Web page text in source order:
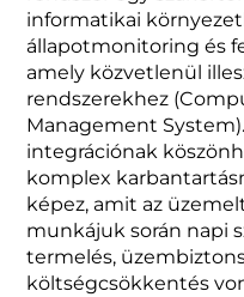
informatikai
állapotmonitoring és
amely közvetlenül
rendszerekhez
Management System).
integrációnak
komplex
képez, amit az
munkájuk során napi
termelés,
költségcsökkentés